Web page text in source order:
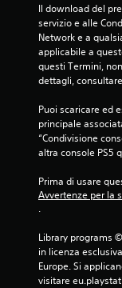
Il download del
servizio e alle
Network e a
applicabile a
questi Termini,
dettagli,
Puoi scaricare ed
principale
“Condivisione
altra console PS5
Prima di usare
Avvertenze per la
.
Library programs
in licenza
Europe. Si
visitare